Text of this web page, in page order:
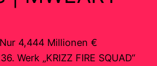
4,444 Millionen €
Werk „KRIZZ FIRE SQUAD“